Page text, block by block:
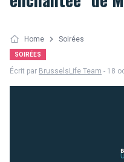
Home Soirées
SOIRÉES
Écrit par BrusselsLife Team - 18